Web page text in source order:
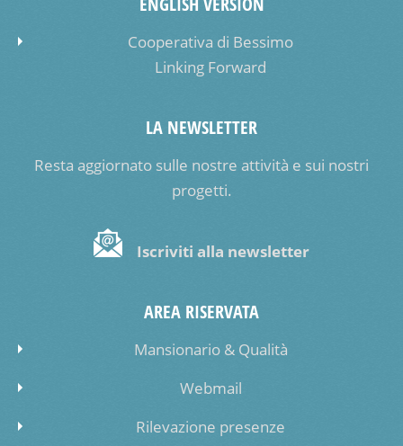
Cooperativa di Bessimo
Linking Forward
LA NEWSLETTER
Resta aggiornato sulle nostre attività e sui nostri
progetti.
Iscriviti alla newsletter
AREA RISERVATA
Mansionario & Qualità
Webmail
Rilevazione presenze